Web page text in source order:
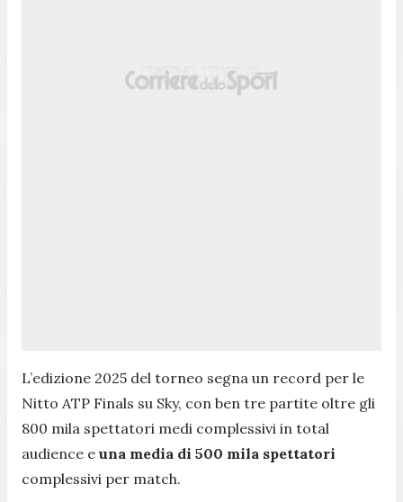
L’edizione 2025 del torneo segna un record per le
Nitto ATP Finals su Sky, con ben tre partite oltre gli
800 mila spettatori medi complessivi in total
audience e una media di 500 mila spettatori
complessivi per match.